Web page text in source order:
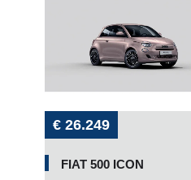
€ 26.249
FIAT 500 ICON